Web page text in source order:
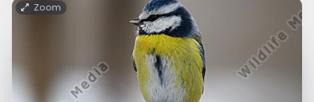
Zoom